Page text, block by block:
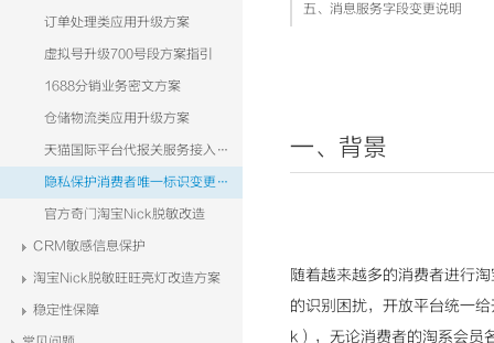
订单处理类应用升级方案
虚拟号升级700号段方案指引
1688分销业务密文方案
仓储物流类应用升级方案
天猫国际平台代报关服务接入手册
隐私保护消费者唯一标识变更改造方案（TOPAPI）
官方奇门淘宝Nick脱敏改造
CRM敏感信息保护
淘宝Nick脱敏旺旺亮灯改造方案
稳定性保障
五、消息服务字段变更说明
一、背景
随着越来越多的消费者进行
的识别困扰，开放平台统一
k），无论消费者的淘系会